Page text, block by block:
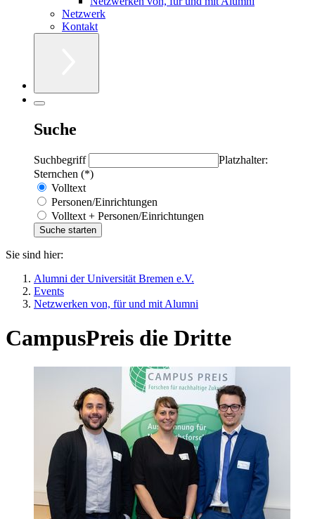
Netzwerk
Kontakt
Suche
Suchbegriff
Platzhalter:
Sternchen (*)
Volltext
Personen/Einrichtungen
Volltext + Personen/Einrichtungen
Sie sind hier:
Alumni der Universität Bremen e.V.
Events
Netzwerken von, für und mit Alumni
CampusPreis die Dritte